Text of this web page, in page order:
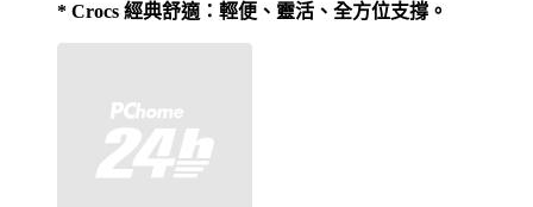
* Crocs 經典舒適：輕便、靈活、全方位支撐。